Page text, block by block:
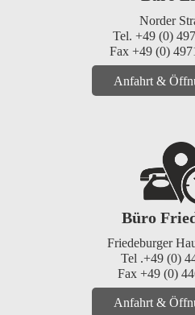
Norder
Tel. +49 (0)
Fax +49 (0)
Anfahrt &
Büro
Friedeburger
Tel .+49 (0)
Fax +49 (0)
Anfahrt &